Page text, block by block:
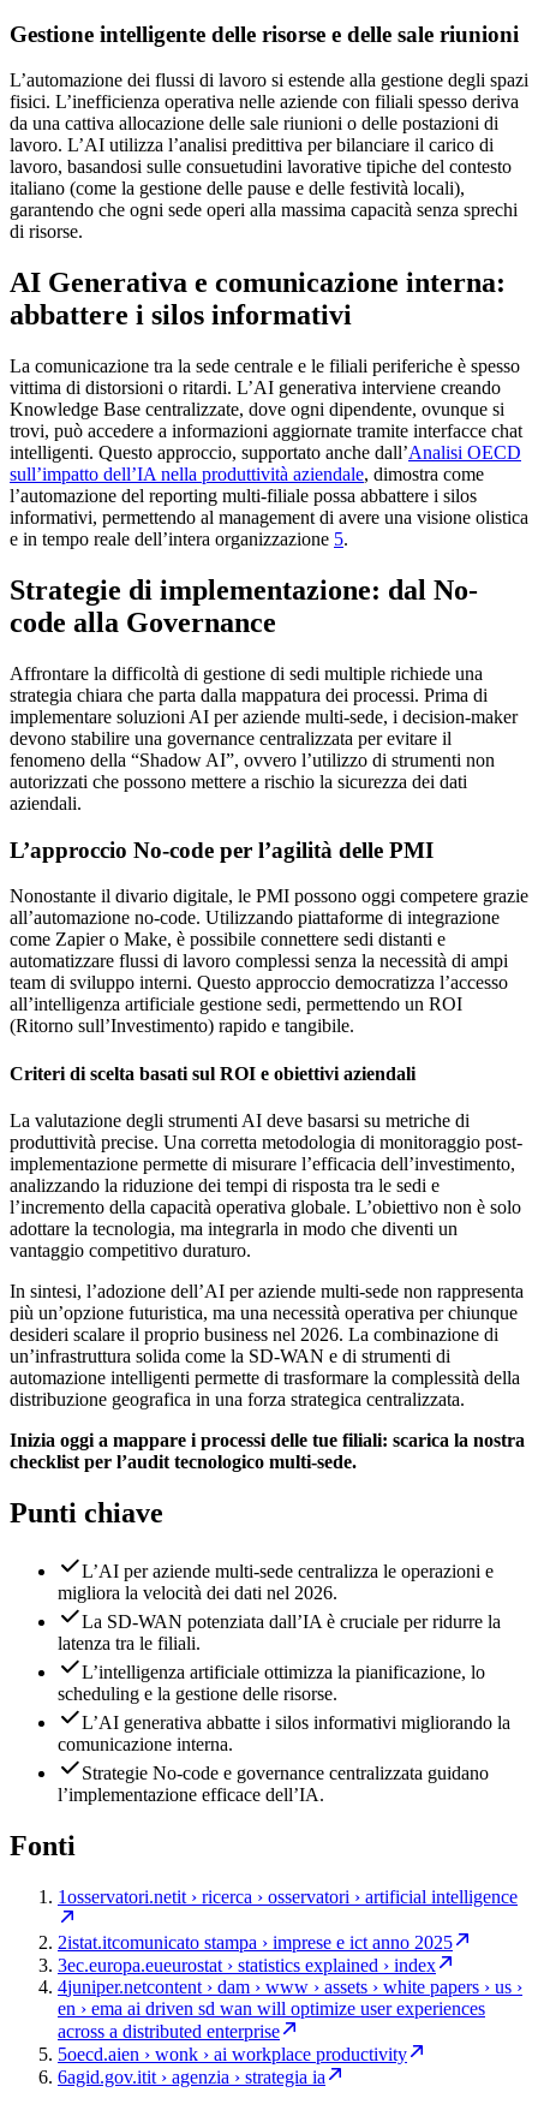
Gestione intelligente delle risorse e delle sale riunioni
L’automazione dei flussi di lavoro si estende alla gestione degli spazi
fisici. L’inefficienza operativa nelle aziende con filiali spesso deriva
da una cattiva allocazione delle sale riunioni o delle postazioni di
lavoro. L’AI utilizza l’analisi predittiva per bilanciare il carico di
lavoro, basandosi sulle consuetudini lavorative tipiche del contesto
italiano (come la gestione delle pause e delle festività locali),
garantendo che ogni sede operi alla massima capacità senza sprechi
di risorse.
AI Generativa e comunicazione interna:
abbattere i silos informativi
La comunicazione tra la sede centrale e le filiali periferiche è spesso
vittima di distorsioni o ritardi. L’AI generativa interviene creando
Knowledge Base centralizzate, dove ogni dipendente, ovunque si
trovi, può accedere a informazioni aggiornate tramite interfacce chat
intelligenti. Questo approccio, supportato anche dall’Analisi OECD
sull’impatto dell’IA nella produttività aziendale, dimostra come
l’automazione del reporting multi-filiale possa abbattere i silos
informativi, permettendo al management di avere una visione olistica
e in tempo reale dell’intera organizzazione 5.
Strategie di implementazione: dal No-
code alla Governance
Affrontare la difficoltà di gestione di sedi multiple richiede una
strategia chiara che parta dalla mappatura dei processi. Prima di
implementare soluzioni AI per aziende multi-sede, i decision-maker
devono stabilire una governance centralizzata per evitare il
fenomeno della “Shadow AI”, ovvero l’utilizzo di strumenti non
autorizzati che possono mettere a rischio la sicurezza dei dati
aziendali.
L’approccio No-code per l’agilità delle PMI
Nonostante il divario digitale, le PMI possono oggi competere grazie
all’automazione no-code. Utilizzando piattaforme di integrazione
come Zapier o Make, è possibile connettere sedi distanti e
automatizzare flussi di lavoro complessi senza la necessità di ampi
team di sviluppo interni. Questo approccio democratizza l’accesso
all’intelligenza artificiale gestione sedi, permettendo un ROI
(Ritorno sull’Investimento) rapido e tangibile.
Criteri di scelta basati sul ROI e obiettivi aziendali
La valutazione degli strumenti AI deve basarsi su metriche di
produttività precise. Una corretta metodologia di monitoraggio post-
implementazione permette di misurare l’efficacia dell’investimento,
analizzando la riduzione dei tempi di risposta tra le sedi e
l’incremento della capacità operativa globale. L’obiettivo non è solo
adottare la tecnologia, ma integrarla in modo che diventi un
vantaggio competitivo duraturo.
In sintesi, l’adozione dell’AI per aziende multi-sede non rappresenta
più un’opzione futuristica, ma una necessità operativa per chiunque
desideri scalare il proprio business nel 2026. La combinazione di
un’infrastruttura solida come la SD-WAN e di strumenti di
automazione intelligenti permette di trasformare la complessità della
distribuzione geografica in una forza strategica centralizzata.
Inizia oggi a mappare i processi delle tue filiali: scarica la nostra
checklist per l’audit tecnologico multi-sede.
Punti chiave
L’AI per aziende multi-sede centralizza le operazioni e
migliora la velocità dei dati nel 2026.
La SD-WAN potenziata dall’IA è cruciale per ridurre la
latenza tra le filiali.
L’intelligenza artificiale ottimizza la pianificazione, lo
scheduling e la gestione delle risorse.
L’AI generativa abbatte i silos informativi migliorando la
comunicazione interna.
Strategie No-code e governance centralizzata guidano
l’implementazione efficace dell’IA.
Fonti
1osservatori.netit › ricerca › osservatori › artificial intelligence
2istat.itcomunicato stampa › imprese e ict anno 2025
3ec.europa.eueurostat › statistics explained › index
4juniper.netcontent › dam › www › assets › white papers › us ›
en › ema ai driven sd wan will optimize user experiences
across a distributed enterprise
5oecd.aien › wonk › ai workplace productivity
6agid.gov.itit › agenzia › strategia ia